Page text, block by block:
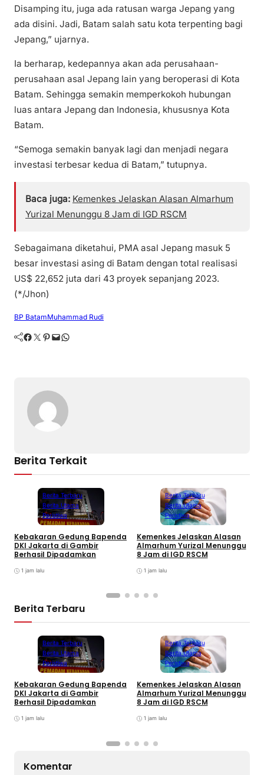
Disamping itu, juga ada ratusan warga Jepang yang
ada disini. Jadi, Batam salah satu kota terpenting bagi
Jepang,” ujarnya.
Ia berharap, kedepannya akan ada perusahaan-
perusahaan asal Jepang lain yang beroperasi di Kota
Batam. Sehingga semakin memperkokoh hubungan
luas antara Jepang dan Indonesia, khususnya Kota
Batam.
“Semoga semakin banyak lagi dan menjadi negara
investasi terbesar kedua di Batam,” tutupnya.
Baca juga: Kemenkes Jelaskan Alasan Almarhum
Yurizal Menunggu 8 Jam di IGD RSCM
Sebagaimana diketahui, PMA asal Jepang masuk 5
besar investasi asing di Batam dengan total realisasi
US$ 22,652 juta dari 43 proyek sepanjang 2023.
(*/Jhon)
BP BatamMuhammad Rudi
Facebook Twitter Pinterest Mail WhatsApp
Berita Terkait
Berita Terbaru
Berita Utama
Peristiwa
Kebakaran Gedung Bapenda
DKI Jakarta di Gambir
Berhasil Dipadamkan
1 jam lalu
Berita Terbaru
Berita Utama
Peristiwa
Kemenkes Jelaskan Alasan
Almarhum Yurizal Menunggu
8 Jam di IGD RSCM
1 jam lalu
Berita Terbaru
Berita Terbaru
Berita Utama
Peristiwa
Kebakaran Gedung Bapenda
DKI Jakarta di Gambir
Berhasil Dipadamkan
1 jam lalu
Berita Terbaru
Berita Utama
Peristiwa
Kemenkes Jelaskan Alasan
Almarhum Yurizal Menunggu
8 Jam di IGD RSCM
1 jam lalu
Komentar